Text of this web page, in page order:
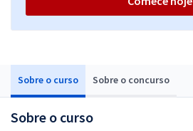
Sobre o curso Sobre o concurso
Sobre o curso